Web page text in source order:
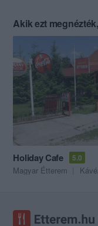
Akik ezt
Holiday Cafe 5.0
Magyar Étterem